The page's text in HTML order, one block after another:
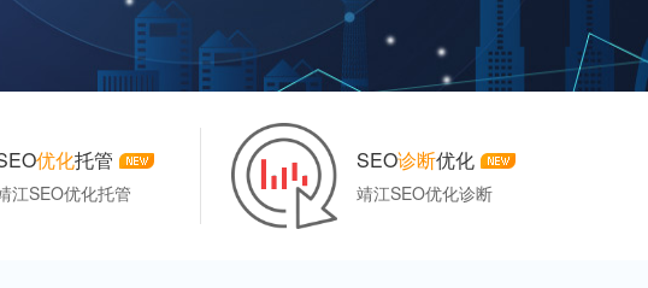
优化托管
江SEO优化托管
SEO诊断优化
靖江SEO优化诊断